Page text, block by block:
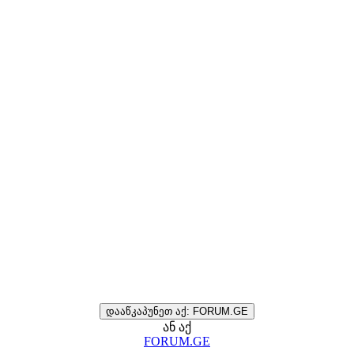
დააწკაპუნეთ აქ: FORUM.GE
ან აქ
FORUM.GE